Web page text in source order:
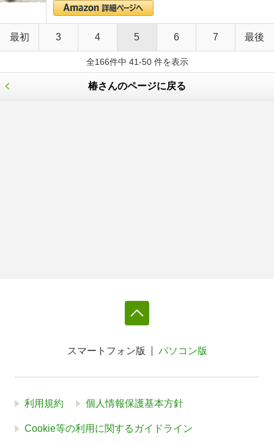
最初 3 4 5 6 7 最後
全166件中 41-50 件を表示
椿さんのページに戻る
スマートフォン版 パソコン版
利用規約 個人情報保護基本方針
Cookie等の利用に関するガイドライン